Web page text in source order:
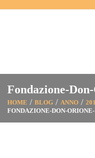
Fondazione-
HOME BLOG ANNO
FONDAZIONE-DON-